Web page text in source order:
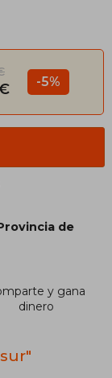
-5%
de
y gana
dinero